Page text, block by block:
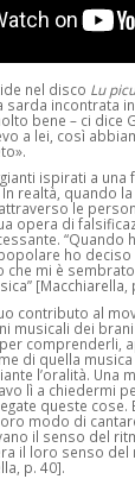
nel disco Lu
sarda incontrata
bene – ci dice
a lei, così
ispirati a una
realtà, quando
le
opera di
“Quando
ho
che mi è
[Macchiarella,
contributo al
musicali dei
comprenderli,
di quella
l’oralità. Una
lì a chiedermi
queste cose.
modo di
il senso del
il loro senso del
p. 40].